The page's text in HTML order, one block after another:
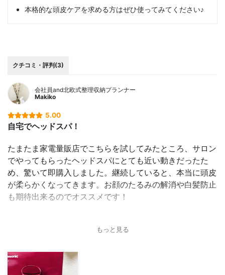
本格的な頭皮ケアを求める方はぜひ使ってみてください♪
クチコミ・評判(3)
会社員and北欧式整理収納プランナー
Makiko
5.00
自宅でヘッドスパ！
たまたま家電量販店でこちらを試してみたところ、サロン
でやってもらったヘッドスパにとても近い動きだったた
め、驚いて即購入しました。継続していると、本当に頭皮
が柔らかくなってきます。お顔のたるみの解消や白髪防止
も期待出来るのでオススメです！
もっと見る